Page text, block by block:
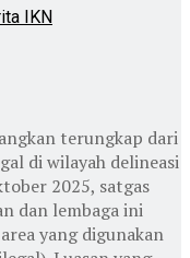
IKN
terungkap dari
di wilayah delineasi
2025, satgas
dan lembaga ini
yang digunakan